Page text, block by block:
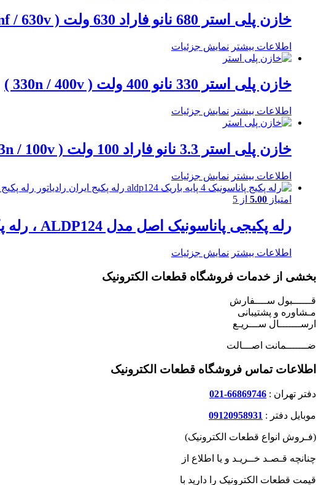
خازن پلی استر 680 نانو فاراد 630 ولت ( 680nf / 630v )
اطلاعات بیشتر نمایش جزئیات
خازن پلی استر 330 نانو 400 ولت ( 330n / 400v )
اطلاعات بیشتر نمایش جزئیات
خازن پلی استر 3.3 نانو فاراد 100 ولت ( 3.3n / 100v )
اطلاعات بیشتر نمایش جزئیات
امتیاز 5.00 از 5
رله پکیجی پاناسونیک اصل مدل ALDP124 ، رله پکیج 24 ولت ، یک باز ، 5 آمپری ، رله 4 پین ، پایه L شکل
اطلاعات بیشتر نمایش جزئیات
بخشی از خدمات فروشگاه قطعات الکترونیک
قــــــبول ســــفارش
مـشاوره و پشتیبانی
ارســـــــال ســـریـع
ضـــــــمانت اصـــالت
اطلاعات تماس فروشگاه قطعات الکترونیک
دفتر تهران : 66869746-021
موبایل دفتر : 09120958931
(فـروش انواع قطعات الکترونیک)
چنانچه قـصـد خــریـد و یا اطلاع از
قیمت قطعات الکترونیک را دارید با